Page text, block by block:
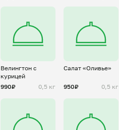
Велингтон с
курицей
990₽
0,5 кг
Салат «Оливье»
950₽ 0,5 кг